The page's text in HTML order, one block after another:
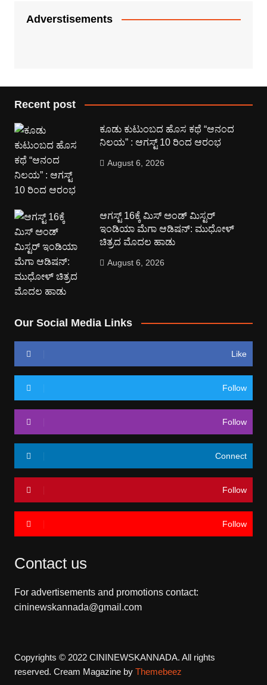
Adverstisements
Recent post
ಕೂಡು ಕುಟುಂಬದ ಹೊಸ ಕಥೆ “ಆನಂದ
ನಿಲಯ” : ಆಗಸ್ಟ್ 10 ರಿಂದ ಆರಂಭ
August 6, 2026
ಆಗಸ್ಟ್ 16ಕ್ಕೆ ಮಿಸ್ ಅಂಡ್ ಮಿಸ್ಟರ್
ಇಂಡಿಯಾ ಮೆಗಾ ಆಡಿಷನ್: ಮುಧೋಳ್
ಚಿತ್ರದ ಮೊದಲ ಹಾಡು
August 6, 2026
Our Social Media Links
Like
Follow
Follow
Connect
Follow
Follow
Contact us
For advertisements and promotions contact:
cininewskannada@gmail.com
Copyrights © 2022 CININEWSKANNADA. All rights
reserved. Cream Magazine by Themebeez